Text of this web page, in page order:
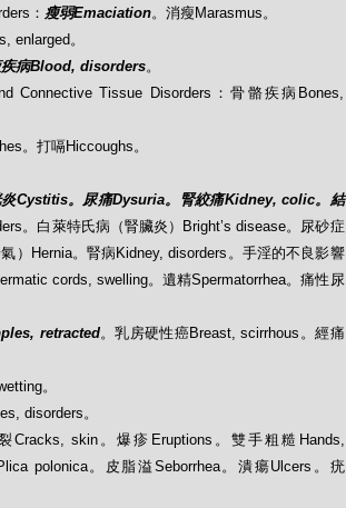
： 瘦弱Emaciation。消瘦Marasmus。
enlarged。
疾病Blood, disorders。
Tissue Disorders：骨骼疾病Bones,
。打嗝Hiccoughs。
Cystitis。尿痛Dysuria。腎絞痛Kidney, colic。結
。白萊特氏病（腎臟炎）Bright’s disease。尿砂症
）Hernia。腎病Kidney, disorders。手淫的不良影響
cords, swelling。遺精Spermatorrhea。痛性尿
retracted。乳房硬性癌Breast, scirrhous。經痛
。
disorders。
Cracks, skin。爆疹Eruptions。雙手粗糙Hands,
polonica。皮脂溢Seborrhea。潰瘍Ulcers。疣